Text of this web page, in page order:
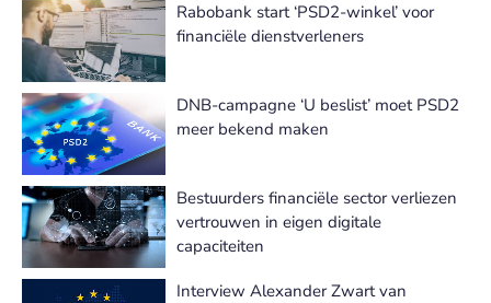
Rabobank start ‘PSD2-winkel’ voor
financiële dienstverleners
DNB-campagne ‘U beslist’ moet PSD2
meer bekend maken
Bestuurders financiële sector verliezen
vertrouwen in eigen digitale
capaciteiten
Interview Alexander Zwart van